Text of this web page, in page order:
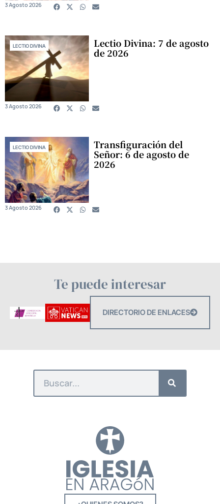
3 Agosto 2026
LECTIO DIVINA Lectio Divina: 7 de agosto
de 2026
3 Agosto 2026
LECTIO DIVINA Transfiguración del
Señor: 6 de agosto de
2026
3 Agosto 2026
Te puede interesar
DIRECTORIO DE ENLACES